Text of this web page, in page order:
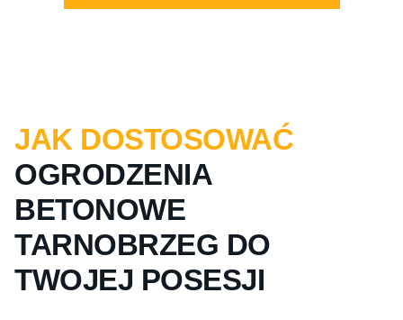
JAK DOSTOSOWAĆ
OGRODZENIA
BETONOWE
TARNOBRZEG DO
TWOJEJ POSESJI